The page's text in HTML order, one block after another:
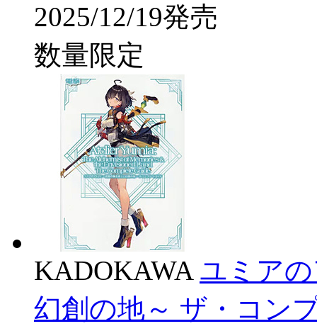
2025/12/19発売
数量限定
KADOKAWA ユミア
幻創の地～ ザ・コン